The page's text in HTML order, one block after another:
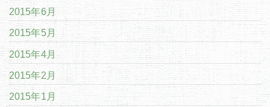
2015年6月
2015年5月
2015年4月
2015年2月
2015年1月